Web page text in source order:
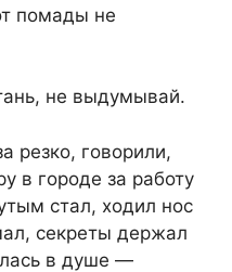
помады не
не выдумывай.
резко, говорили,
в городе за работу
стал, ходил нос
секреты держал
в душе —